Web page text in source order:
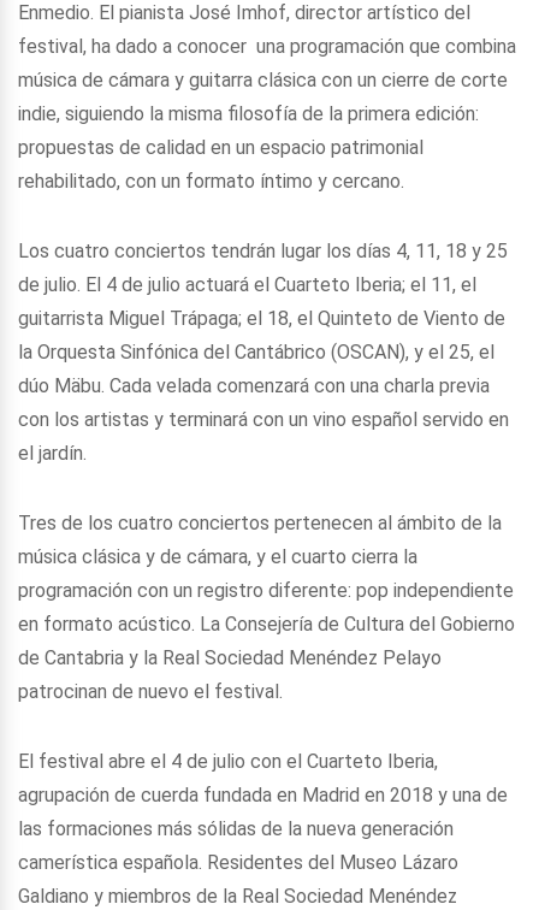
Enmedio. El pianista José Imhof, director artístico del
festival, ha dado a conocer una programación que combina
música de cámara y guitarra clásica con un cierre de corte
indie, siguiendo la misma filosofía de la primera edición:
propuestas de calidad en un espacio patrimonial
rehabilitado, con un formato íntimo y cercano.
Los cuatro conciertos tendrán lugar los días 4, 11, 18 y 25
de julio. El 4 de julio actuará el Cuarteto Iberia; el 11, el
guitarrista Miguel Trápaga; el 18, el Quinteto de Viento de
la Orquesta Sinfónica del Cantábrico (OSCAN), y el 25, el
dúo Mäbu. Cada velada comenzará con una charla previa
con los artistas y terminará con un vino español servido en
el jardín.
Tres de los cuatro conciertos pertenecen al ámbito de la
música clásica y de cámara, y el cuarto cierra la
programación con un registro diferente: pop independiente
en formato acústico. La Consejería de Cultura del Gobierno
de Cantabria y la Real Sociedad Menéndez Pelayo
patrocinan de nuevo el festival.
El festival abre el 4 de julio con el Cuarteto Iberia,
agrupación de cuerda fundada en Madrid en 2018 y una de
las formaciones más sólidas de la nueva generación
camerística española. Residentes del Museo Lázaro
Galdiano y miembros de la Real Sociedad Menéndez